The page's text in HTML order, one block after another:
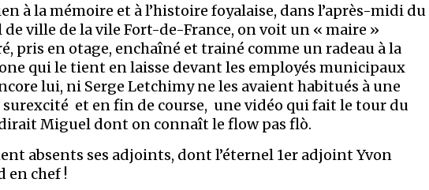
à la mémoire et à l’histoire foyalaise, dans l’après-midi du
ville de la vile Fort-de-France, on voit un « maire »
pris en otage, enchaîné et trainé comme un radeau à la
qui le tient en laisse devant les employés municipaux
lui, ni Serge Letchimy ne les avaient habitués à une
et en fin de course, une vidéo qui fait le tour du
Miguel dont on connaît le flow pas flò.
absents ses adjoints, dont l’éternel 1er adjoint Yvon
en chef !